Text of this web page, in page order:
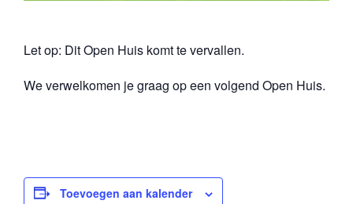
Let op: Dit Open Huis komt te vervallen.
We verwelkomen je graag op een volgend Open Huis.
Toevoegen aan kalender